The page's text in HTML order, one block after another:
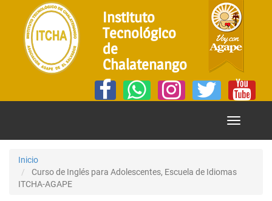
Instituto
Tecnológico
de
Chalatenango
Mostrar
Inicio
Curso de Inglés para Adolescentes, Escuela de Idiomas
ITCHA-AGAPE